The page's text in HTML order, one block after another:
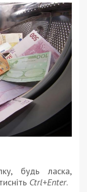
будь ласка,
Ctrl+Enter.